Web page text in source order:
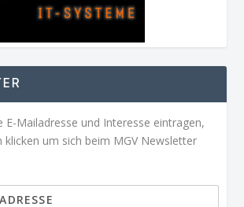
E-Mailadresse und Interesse eintragen,
klicken um sich beim MGV Newsletter